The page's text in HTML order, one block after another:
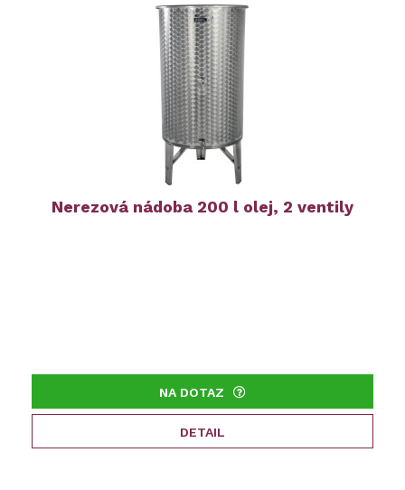
Nerezová nádoba 200 l olej, 2 ventily
NA DOTAZ
DETAIL